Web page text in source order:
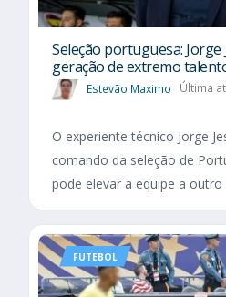
Seleção portuguesa: Jorge
geração de extremo
Estevão Maximo Última
O experiente técnico Jorge
comando da seleção de
pode elevar a equipe a outro
FUTEBOL